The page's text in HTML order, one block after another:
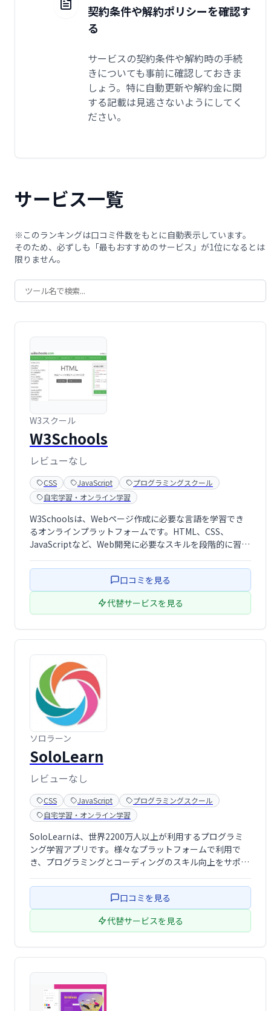
契約条件や解約ポリシーを確認す
る
サービスの契約条件や解約時の手続
きについても事前に確認しておきま
しょう。特に自動更新や解約金に関
する記載は見逃さないようにしてく
ださい。
サービス一覧
※このランキングは口コミ件数をもとに自動表示しています。
そのため、必ずしも「最もおすすめのサービス」が1位になるとは
限りません。
W3スクール
W3Schools
レビューなし
CSS JavaScript
プログラミングスクール
自宅学習・オンライン学習
W3Schoolsは、Webページ作成に必要な言語を学習でき
るオンラインプラットフォームです。HTML、CSS、
JavaScriptなど、Web開発に必要なスキルを段階的に習得
とリファレンスで、Web開発の知識を効率的に深められま
口コミを見る
代替サービスを見る
ソロラーン
SoloLearn
レビューなし
CSS JavaScript
プログラミングスクール
自宅学習・オンライン学習
SoloLearnは、世界2200万人以上が利用するプログラミ
ング学習アプリです。様々なプラットフォームで利用で
き、プログラミングとコーディングのスキル向上をサポー
進められます。楽しく効率的にプログラミングを学びたい
口コミを見る
代替サービスを見る